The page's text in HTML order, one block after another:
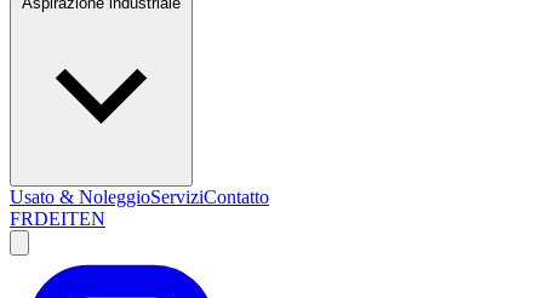
Usato & NoleggioServiziContatto
FRDEITEN